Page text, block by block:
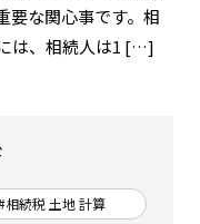
要な関心事です。相
は、相続人は1 […]
相続税 土地 計算